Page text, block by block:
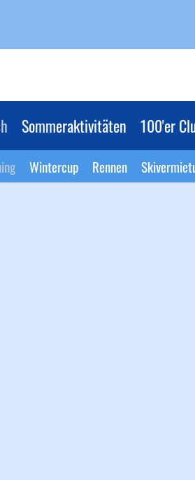
Sommeraktivitäten 100'er
Wintercup Rennen